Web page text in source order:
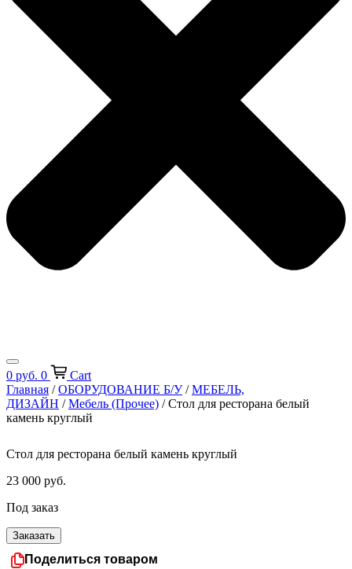
0 руб. 0
Cart
Главная /ОБОРУДОВАНИЕ Б/У/МЕБЕЛЬ,
ДИЗАЙН /Мебель (Прочее) / Стол для ресторана белый
камень круглый
Стол для ресторана белый камень круглый
23 000 руб.
Под заказ
Заказать
Поделиться товаром